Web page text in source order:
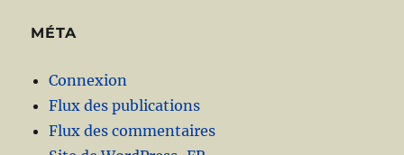
MÉTA
Connexion
Flux des publications
Flux des commentaires